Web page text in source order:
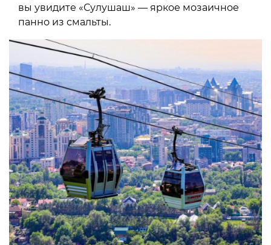
вы увидите «Сулушаш» — яркое мозаичное
панно из смальты.